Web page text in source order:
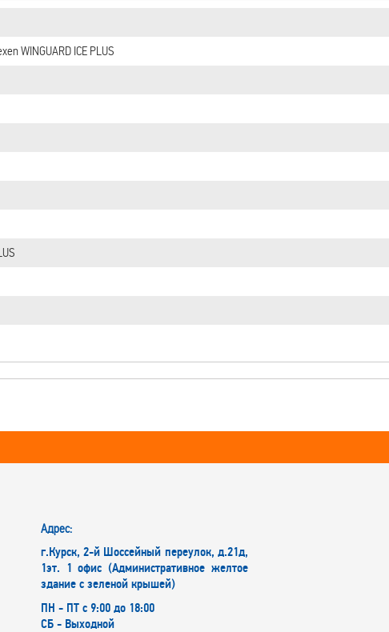
WINGUARD ICE PLUS
Адрес:
г.Курск, 2-й Шоссейный переулок, д.21д,
1эт. 1 офис (Административное желтое
здание с зеленой крышей)
ПН - ПТ с 9:00 до 18:00
СБ - Выходной